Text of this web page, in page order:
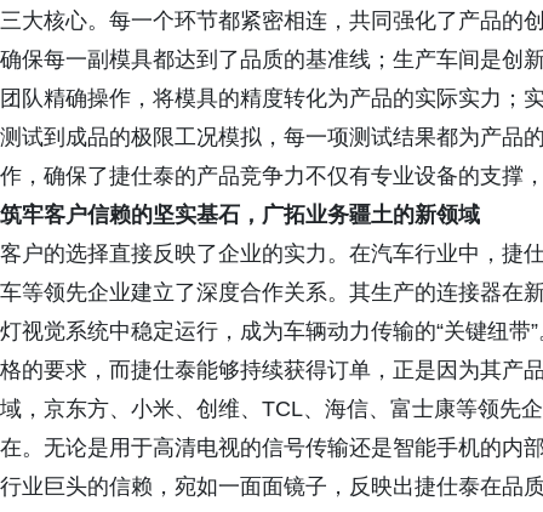
三大核心。每一个环节都紧密相连，共同强化了产品的
确保每一副模具都达到了品质的基准线；生产车间是创
团队精确操作，将模具的精度转化为产品的实际实力；
测试到成品的极限工况模拟，每一项测试结果都为产品
作，确保了捷仕泰的产品竞争力不仅有专业设备的支撑
筑牢客户信赖的坚实基石，广拓业务疆土的新领域
客户的选择直接反映了企业的实力。在汽车行业中，捷
车等领先企业建立了深度合作关系。其生产的连接器在
灯视觉系统中稳定运行，成为车辆动力传输的“关键纽
格的要求，而捷仕泰能够持续获得订单，正是因为其产
域，京东方、小米、创维、TCL、海信、富士康等领先
在。无论是用于高清电视的信号传输还是智能手机的内
行业巨头的信赖，宛如一面面镜子，反映出捷仕泰在品